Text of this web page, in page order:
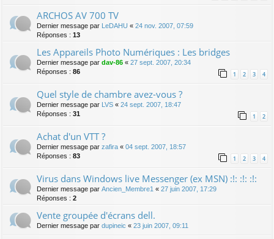
ARCHOS AV 700 TV
Dernier message par LeDAHU « 24 nov. 2007, 07:59
Réponses : 13
Les Appareils Photo Numériques : Les bridges
Dernier message par dav-86 « 27 sept. 2007, 20:34
Réponses : 86 1 2 3 4
Quel style de chambre avez-vous ?
Dernier message par LVS « 24 sept. 2007, 18:47
Réponses : 31 1 2
Achat d'un VTT ?
Dernier message par zafira « 04 sept. 2007, 18:57
Réponses : 83 1 2 3 4
Virus dans Windows live Messenger (ex MSN) :!: :!: :!:
Dernier message par Ancien_Membre1 « 27 juin 2007, 17:29
Réponses : 2
Vente groupée d'écrans dell.
Dernier message par dupineic « 23 juin 2007, 09:11